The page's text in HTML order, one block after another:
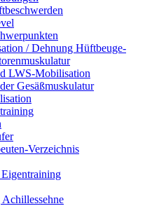
/ Dehnung Hüftbeuge-
LWS-Mobilisation
Gesäß­muskulatur
Verzeichnis